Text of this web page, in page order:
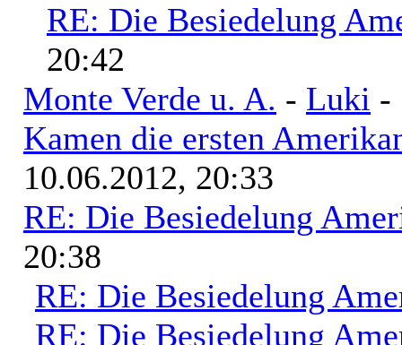
RE: Die Besiedelung
20:42
Monte Verde u. A. - Luki -
Kamen die ersten
10.06.2012, 20:33
RE: Die Besiedelung
20:38
RE: Die Besiedelung
RE: Die Besiedelung